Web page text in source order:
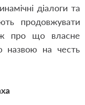
діалоги та
продовжувати
ж про що власне
назвою на честь